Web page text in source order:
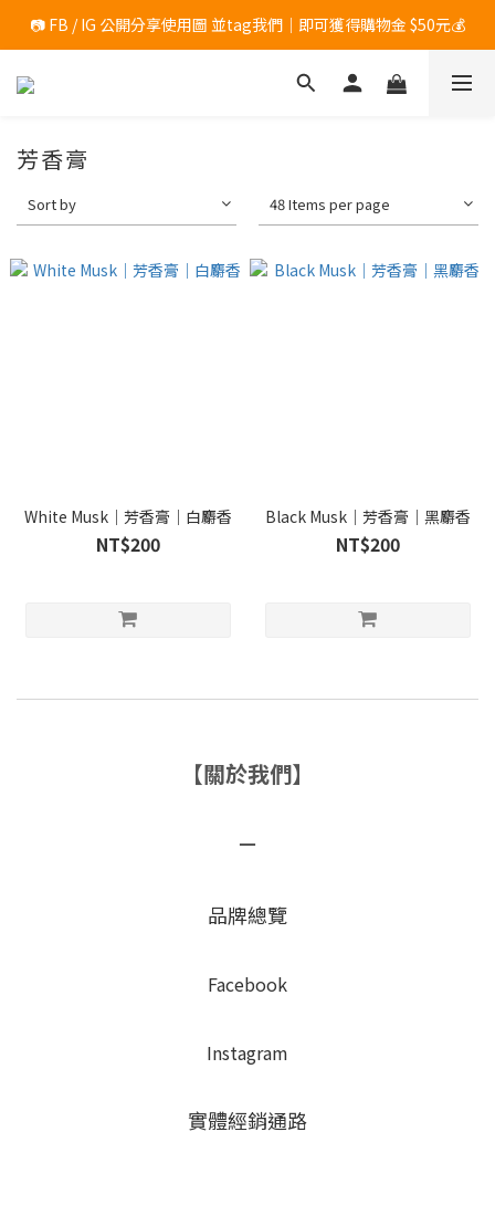
	滿$1200 加碼送「香氛小物１入 」(隨機出貨，恕無法指定)
📷 FB / IG 公開分享使用圖 並tag我們｜即可獲得購物金 $50元💰
	滿$1200 加碼送「香氛小物１入 」(隨機出貨，恕無法指定)
芳香膏
Sort by 48 Items per page
White Musk｜芳香膏｜白麝香
NT$200
Black Musk｜芳香膏｜黑麝香
NT$200
【關於我們】
－
品牌總覽
Facebook
Instagram
實體經銷通路